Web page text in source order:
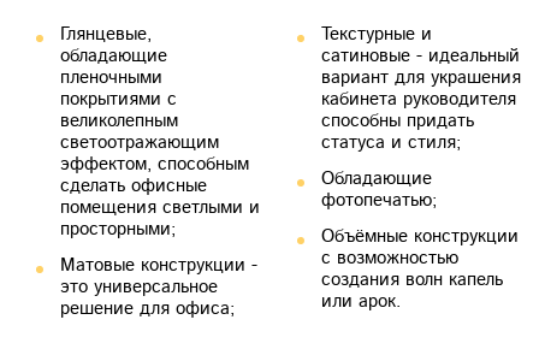
Глянцевые,
обладающие
пленочными
покрытиями с
великолепным
светоотражающим
эффектом, способным
сделать офисные
помещения светлыми и
просторными;
Матовые конструкции -
это универсальное
решение для офиса;
Текстурные и
сатиновые - идеальный
вариант для украшения
кабинета руководителя
способны придать
статуса и стиля;
Обладающие
фотопечатью;
Объёмные конструкции
с возможностью
создания волн капель
или арок.